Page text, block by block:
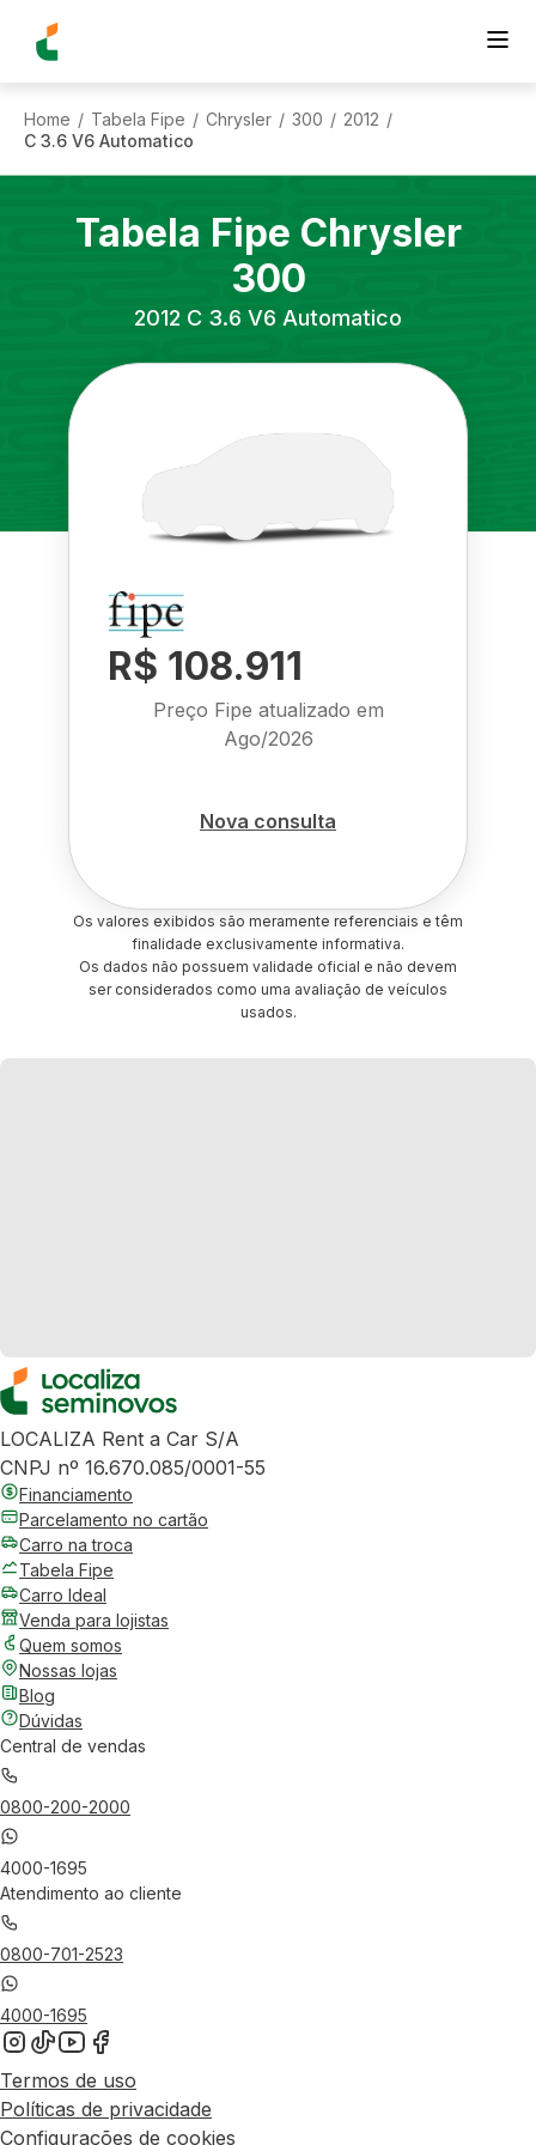
Home / Tabela Fipe / Chrysler / 300 / 2012 /
C 3.6 V6 Automatico
Tabela Fipe Chrysler
300
2012 C 3.6 V6 Automatico
R$ 108.911
Preço Fipe atualizado em
Ago/2026
Nova consulta
Os valores exibidos são meramente referenciais e têm
finalidade exclusivamente informativa.
Os dados não possuem validade oficial e não devem
ser considerados como uma avaliação de veículos
usados.
LOCALIZA Rent a Car S/A
CNPJ nº 16.670.085/0001-55
Financiamento
Parcelamento no cartão
Carro na troca
Tabela Fipe
Carro Ideal
Venda para lojistas
Quem somos
Nossas lojas
Blog
Dúvidas
Central de vendas
0800-200-2000
4000-1695
Atendimento ao cliente
0800-701-2523
4000-1695
Termos de uso
Políticas de privacidade
Configurações de cookies